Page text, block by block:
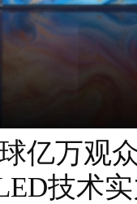
亿万观
技术